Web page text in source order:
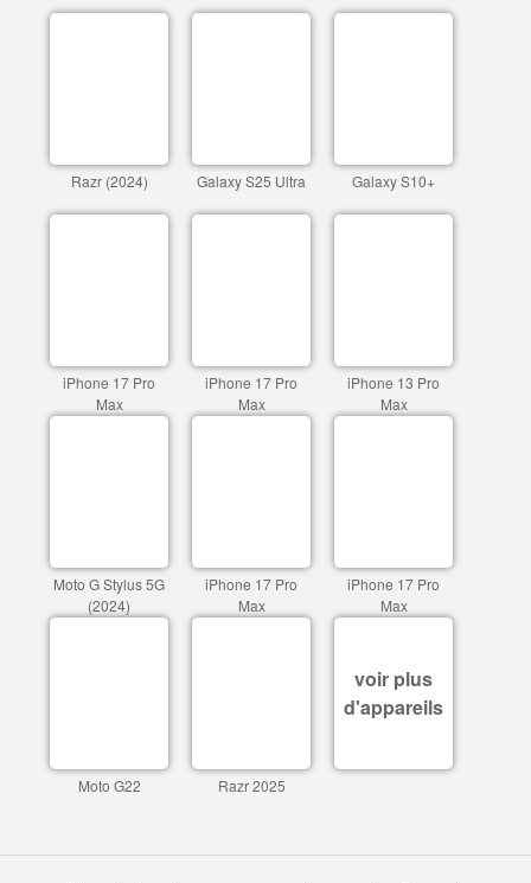
Razr (2024) Galaxy S25 Ultra Galaxy S10+
iPhone 17 Pro
Max
iPhone 17 Pro
Max
iPhone 13 Pro
Max
Moto G Stylus 5G
(2024)
iPhone 17 Pro
Max
iPhone 17 Pro
Max
Moto G22 Razr 2025
voir plus
d'appareils